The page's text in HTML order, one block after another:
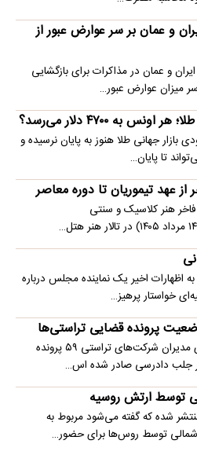
و عمان بر سر عوارض عبور از
و عمان در مذاکرات برای بازگشایی
میزان عوارض عبور…
به ۴۷۰۰ دلار می‌رسد؟
جهانی طلا هنوز به پایان نرسیده و
تا پایان…
فاخر هنر کلاسیک و سنتی
اظهارات اخیر یک نماینده مجلس درباره
خواستار پرهیز…
پرونده قضایی تراستی‌ها
دادستان تهران گفت: تاکنون برای مدیران شرکت‌های تراستی ۵۹ پرونده
توسط ارتش روسیه
شده که گفته می‌شود مربوط به
توسط روس‌ها برای حضور…